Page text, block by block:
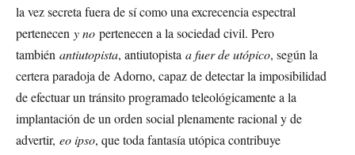
la vez secreta fuera de sí como una excrecencia espectral
pertenecen y no pertenecen a la sociedad civil. Pero
también antiutopista, antiutopista a fuer de utópico, según la
certera paradoja de Adorno, capaz de detectar la imposibilidad
de efectuar un tránsito programado teleológicamente a la
implantación de un orden social plenamente racional y de
advertir, eo ipso, que toda fantasía utópica contribuye